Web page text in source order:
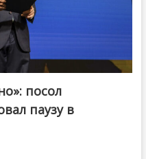
посол
паузу в